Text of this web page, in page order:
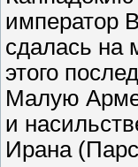
император
сдалась на
этого
Малую
и
Ирана